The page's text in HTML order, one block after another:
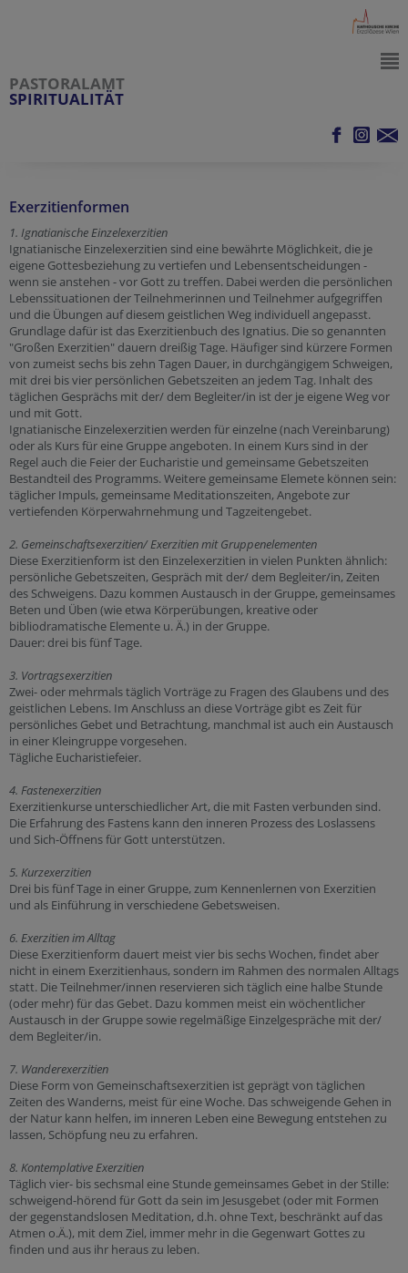
PASTORALAMT
SPIRITUALITÄT
Exerzitienformen
1. Ignatianische Einzelexerzitien
Ignatianische Einzelexerzitien sind eine bewährte Möglichkeit, die je
eigene Gottesbeziehung zu vertiefen und Lebensentscheidungen -
wenn sie anstehen - vor Gott zu treffen. Dabei werden die persönlichen
Lebenssituationen der Teilnehmerinnen und Teilnehmer aufgegriffen
und die Übungen auf diesem geistlichen Weg individuell angepasst.
Grundlage dafür ist das Exerzitienbuch des Ignatius. Die so genannten
"Großen Exerzitien" dauern dreißig Tage. Häufiger sind kürzere Formen
von zumeist sechs bis zehn Tagen Dauer, in durchgängigem Schweigen,
mit drei bis vier persönlichen Gebetszeiten an jedem Tag. Inhalt des
täglichen Gesprächs mit der/ dem Begleiter/in ist der je eigene Weg vor
und mit Gott.
Ignatianische Einzelexerzitien werden für einzelne (nach Vereinbarung)
oder als Kurs für eine Gruppe angeboten. In einem Kurs sind in der
Regel auch die Feier der Eucharistie und gemeinsame Gebetszeiten
Bestandteil des Programms. Weitere gemeinsame Elemete können sein:
täglicher Impuls, gemeinsame Meditationszeiten, Angebote zur
vertiefenden Körperwahrnehmung und Tagzeitengebet.
2. Gemeinschaftsexerzitien/ Exerzitien mit Gruppenelementen
Diese Exerzitienform ist den Einzelexerzitien in vielen Punkten ähnlich:
persönliche Gebetszeiten, Gespräch mit der/ dem Begleiter/in, Zeiten
des Schweigens. Dazu kommen Austausch in der Gruppe, gemeinsames
Beten und Üben (wie etwa Körperübungen, kreative oder
bibliodramatische Elemente u. Ä.) in der Gruppe.
Dauer: drei bis fünf Tage.
3. Vortragsexerzitien
Zwei- oder mehrmals täglich Vorträge zu Fragen des Glaubens und des
geistlichen Lebens. Im Anschluss an diese Vorträge gibt es Zeit für
persönliches Gebet und Betrachtung, manchmal ist auch ein Austausch
in einer Kleingruppe vorgesehen.
Tägliche Eucharistiefeier.
4. Fastenexerzitien
Exerzitienkurse unterschiedlicher Art, die mit Fasten verbunden sind.
Die Erfahrung des Fastens kann den inneren Prozess des Loslassens
und Sich-Öffnens für Gott unterstützen.
5. Kurzexerzitien
Drei bis fünf Tage in einer Gruppe, zum Kennenlernen von Exerzitien
und als Einführung in verschiedene Gebetsweisen.
6. Exerzitien im Alltag
Diese Exerzitienform dauert meist vier bis sechs Wochen, findet aber
nicht in einem Exerzitienhaus, sondern im Rahmen des normalen Alltags
statt. Die Teilnehmer/innen reservieren sich täglich eine halbe Stunde
(oder mehr) für das Gebet. Dazu kommen meist ein wöchentlicher
Austausch in der Gruppe sowie regelmäßige Einzelgespräche mit der/
dem Begleiter/in.
7. Wanderexerzitien
Diese Form von Gemeinschaftsexerzitien ist geprägt von täglichen
Zeiten des Wanderns, meist für eine Woche. Das schweigende Gehen in
der Natur kann helfen, im inneren Leben eine Bewegung entstehen zu
lassen, Schöpfung neu zu erfahren.
8. Kontemplative Exerzitien
Täglich vier- bis sechsmal eine Stunde gemeinsames Gebet in der Stille:
schweigend-hörend für Gott da sein im Jesusgebet (oder mit Formen
der gegenstandslosen Meditation, d.h. ohne Text, beschränkt auf das
Atmen o.Ä.), mit dem Ziel, immer mehr in die Gegenwart Gottes zu
finden und aus ihr heraus zu leben.